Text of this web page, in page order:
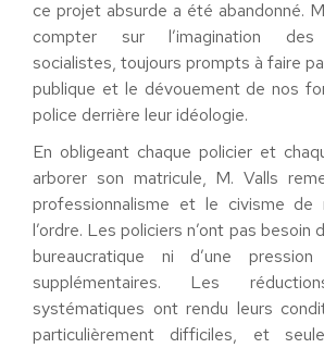
ce projet absurde a été abandonné.
compter sur l’imagination des
socialistes, toujours prompts à faire
publique et le dévouement de nos
police derrière leur idéologie.
En obligeant chaque policier et
arborer son matricule, M. Valls
professionnalisme et le civisme
l’ordre. Les policiers n’ont pas besoin
bureaucratique ni d’une pression
supplémentaires. Les
systématiques ont rendu leurs
particulièrement difficiles, et